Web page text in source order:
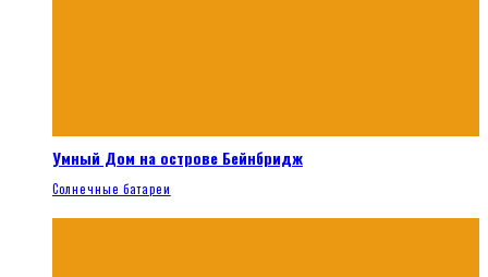
Умный Дом на острове Бейнбридж
Солнечные батареи